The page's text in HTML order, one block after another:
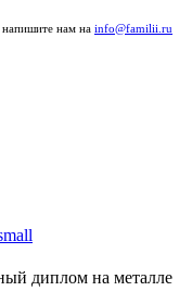
нам на info@familii.ru
диплом на металле